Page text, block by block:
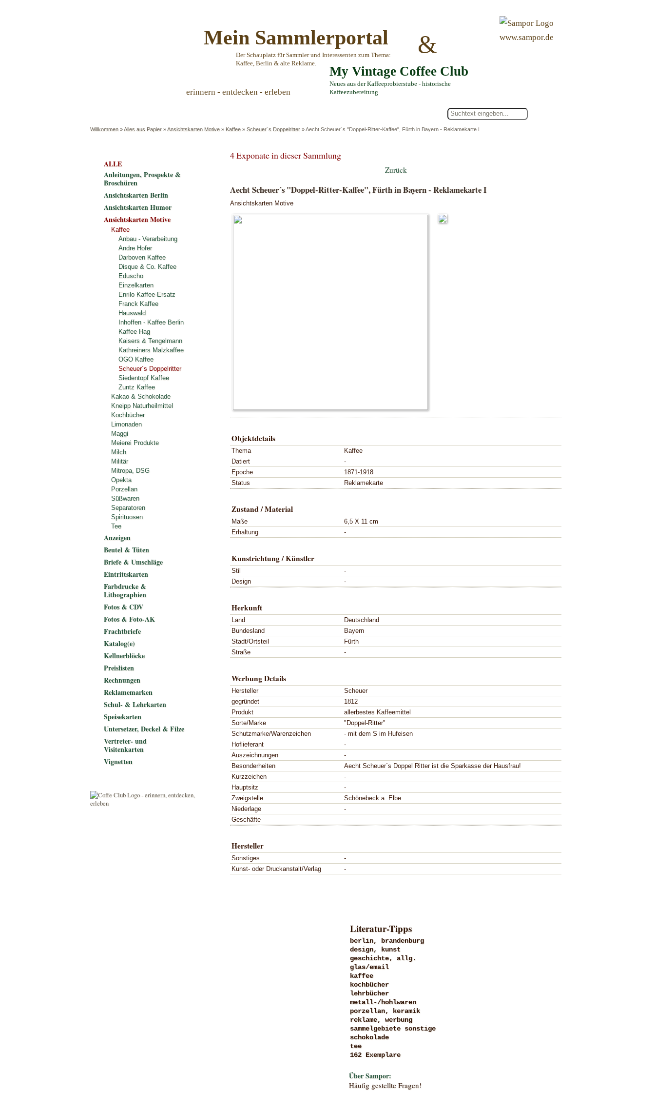
Mein Sammlerportal
Der Schauplatz für Sammler und Interessenten zum Thema:
Kaffee, Berlin & alte Reklame.
&
My Vintage Coffee Club
Neues aus der Kaffeeprobierstube - historische
Kaffeezubereitung
www.sampor.de
erinnern - entdecken - erleben
Willkommen »Alles aus Papier »Ansichtskarten Motive » Kaffee » Scheuer´s Doppelritter »Aecht Scheuer´s "Doppel-Ritter-Kaffee", Fürth in Bayern - Reklamekarte I
4 Exponate in dieser Sammlung
Zurück
Aecht Scheuer´s "Doppel-Ritter-Kaffee", Fürth in Bayern - Reklamekarte I
Ansichtskarten Motive
Objektdetails
Thema
Kaffee
Datiert
-
Epoche
1871-1918
Status
Reklamekarte
Zustand / Material
Maße
6,5 X 11 cm
Erhaltung
-
Kunstrichtung / Künstler
Stil
-
Design
-
Herkunft
Land
Deutschland
Bundesland
Bayern
Stadt/Ortsteil
Fürth
Straße
-
Werbung Details
Hersteller
Scheuer
gegründet
1812
Produkt
allerbestes Kaffeemittel
Sorte/Marke
"Doppel-Ritter"
Schutzmarke/Warenzeichen
- mit dem S im Hufeisen
Hoflieferant
-
Auszeichnungen
-
Besonderheiten
Aecht Scheuer´s Doppel Ritter ist die Sparkasse der Hausfrau!
Kurzzeichen
-
Hauptsitz
-
Zweigstelle
Schönebeck a. Elbe
Niederlage
-
Geschäfte
-
Hersteller
Sonstiges
-
Kunst- oder Druckanstalt/Verlag
-
ALLE
Anleitungen, Prospekte &
Broschüren
Ansichtskarten Berlin
Ansichtskarten Humor
Ansichtskarten Motive
Kaffee
Anbau - Verarbeitung
Andre Hofer
Darboven Kaffee
Disque & Co. Kaffee
Eduscho
Einzelkarten
Enrilo Kaffee-Ersatz
Franck Kaffee
Hauswald
Inhoffen - Kaffee Berlin
Kaffee Hag
Kaisers & Tengelmann
Kathreiners Malzkaffee
OGO Kaffee
Scheuer´s Doppelritter
Siedentopf Kaffee
Zuntz Kaffee
Kakao & Schokolade
Kneipp Naturheilmittel
Kochbücher
Limonaden
Maggi
Meierei Produkte
Milch
Militär
Mitropa, DSG
Opekta
Porzellan
Süßwaren
Separatoren
Spirituosen
Tee
Anzeigen
Beutel & Tüten
Briefe & Umschläge
Eintrittskarten
Farbdrucke &
Lithographien
Fotos & CDV
Fotos & Foto-AK
Frachtbriefe
Katalog(e)
Kellnerblöcke
Preislisten
Rechnungen
Reklamemarken
Schul- & Lehrkarten
Speisekarten
Untersetzer, Deckel & Filze
Vertreter- und
Visitenkarten
Vignetten
Literatur-Tipps
berlin, brandenburg
design, kunst
geschichte, allg.
glas/email
kaffee
kochbücher
lehrbücher
metall-/hohlwaren
porzellan, keramik
reklame, werbung
sammelgebiete sonstige
schokolade
tee
162 Exemplare
Über Sampor:
Häufig gestellte Fragen!